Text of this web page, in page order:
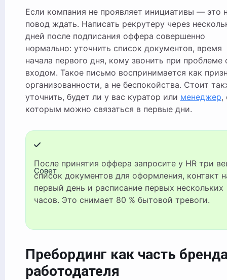
Если компания не проявляет инициативы — это
повод ждать. Написать рекрутеру через
дней после подписания оффера совершенно
нормально: уточнить список документов, время
начала первого дня, кому звонить при проблеме
входом. Такое письмо воспринимается как
организованности, а не беспокойства. Стоит
уточнить, будет ли у вас куратор или менеджер,
которым можно связаться в первые дни.
Совет
После принятия оффера запросите у HR три вещи:
список документов для оформления, контакт
первый день и расписание первых нескольких
часов. Это снимает 80 % бытовой тревоги.
Пребординг как часть
работодателя